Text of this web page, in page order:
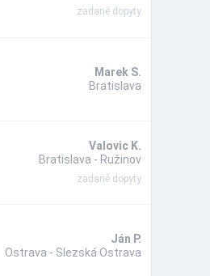
zadané dopyty
Marek S.
Bratislava
Valovic K.
Bratislava - Ružinov
zadané dopyty
Ján P.
Ostrava - Slezská Ostrava